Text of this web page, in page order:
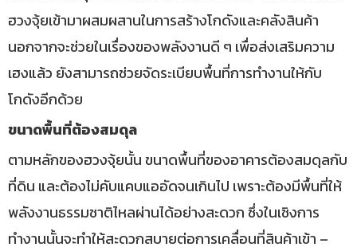
ฮวงจุ้ยเข้ามาผสมผสานในการสร้างโกดังและคลังสินค้า
นอกจากจะช่วยในเรื่องของพลังงานดี ๆ เพื่อส่งเสริมความ
เฮงแล้ว ยังสามารถช่วยจัดระเบียบพื้นที่การทำงานให้กับ
โกดังอีกด้วย
ขนาดพื้นที่ต้องสมดุล
ตามหลักของฮวงจุ้ยนั้น ขนาดพื้นที่ของอาคารต้องสมดุลกับ
ที่ดิน และต้องไม่คับแคบแออัดจนเกินไป เพราะต้องมีพื้นที่ให้
พลังงานธรรมชาติไหลผ่านได้อย่างสะดวก ซึ่งในเชิงการ
ทำงานนั้นจะทำให้สะดวกสบายต่อการเคลื่อนที่สินค้าเข้า –